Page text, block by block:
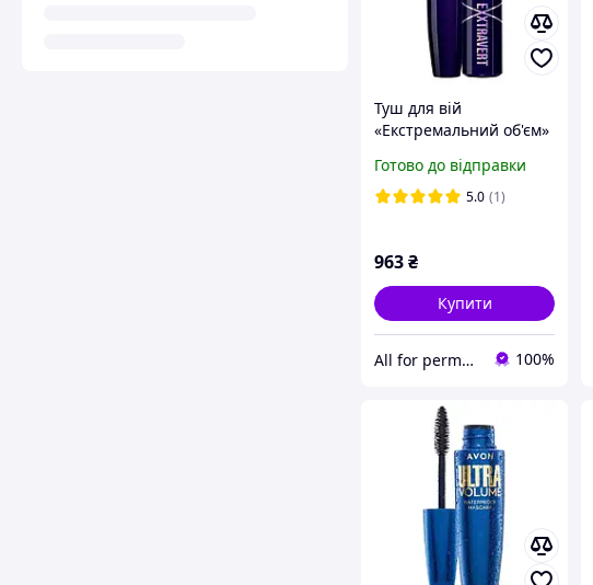
Туш для вій
«Екстремальний об'єм»
придатності до 07.2026
Готово до відправки
5.0 (1)
963₴
Купити
All for permanent make-up 100%